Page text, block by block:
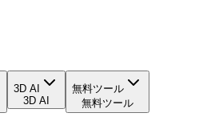
3D AI
3D AI
無料ツール
無料ツール